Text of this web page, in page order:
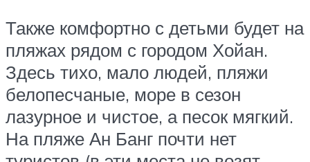
Также комфортно с детьми будет на
пляжах рядом с городом Хойан.
Здесь тихо, мало людей, пляжи
белопесчаные, море в сезон
лазурное и чистое, а песок мягкий.
На пляже Ан Банг почти нет